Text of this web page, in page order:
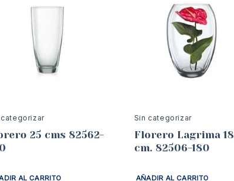
categorizar
25 cms 82562-
AL CARRITO
Sin categorizar
Florero Lagrima 18
cm. 82506-180
AÑADIR AL CARRITO